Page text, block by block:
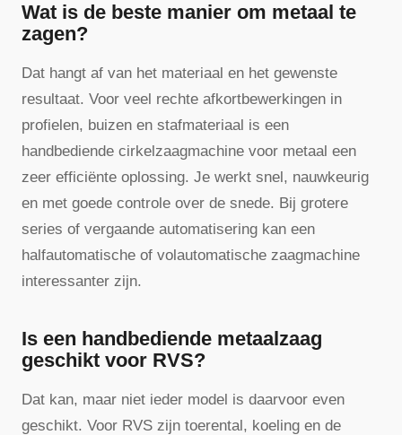
Wat is de beste manier om metaal te
zagen?
Dat hangt af van het materiaal en het gewenste
resultaat. Voor veel rechte afkortbewerkingen in
profielen, buizen en stafmateriaal is een
handbediende cirkelzaagmachine voor metaal een
zeer efficiënte oplossing. Je werkt snel, nauwkeurig
en met goede controle over de snede. Bij grotere
series of vergaande automatisering kan een
halfautomatische of volautomatische zaagmachine
interessanter zijn.
Is een handbediende metaalzaag
geschikt voor RVS?
Dat kan, maar niet ieder model is daarvoor even
geschikt. Voor RVS zijn toerental, koeling en de